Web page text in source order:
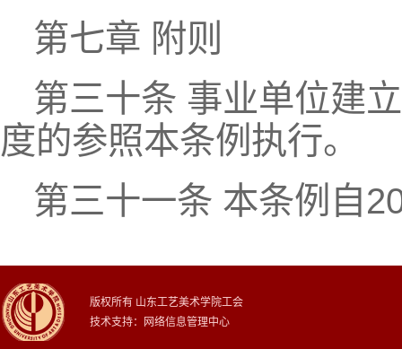
第七章 附则
第三十条 事业单位建
度的参照本条例执行。
第三十一条 本条例自
版权所有 山东工艺美术学院工会
技术支持：网络信息管理中心